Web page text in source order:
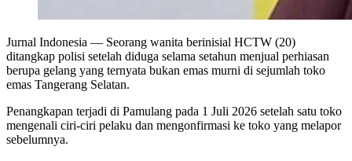
Jurnal Indonesia — Seorang wanita berinisial HCTW (20)
ditangkap polisi setelah diduga selama setahun menjual perhiasan
berupa gelang yang ternyata bukan emas murni di sejumlah toko
emas Tangerang Selatan.
Penangkapan terjadi di Pamulang pada 1 Juli 2026 setelah satu toko
mengenali ciri-ciri pelaku dan mengonfirmasi ke toko yang melapor
sebelumnya.